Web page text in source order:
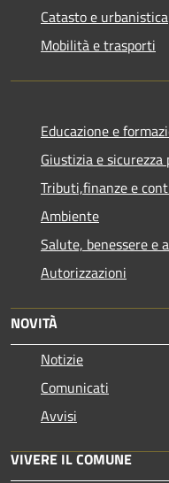
Catasto e urbanistica
Mobilità e trasporti
Educazione e
Giustizia e sicurezza
Tributi,finanze e
Ambiente
Salute, benessere e
Autorizzazioni
NOVITÀ
Notizie
Comunicati
Avvisi
VIVERE IL COMUNE